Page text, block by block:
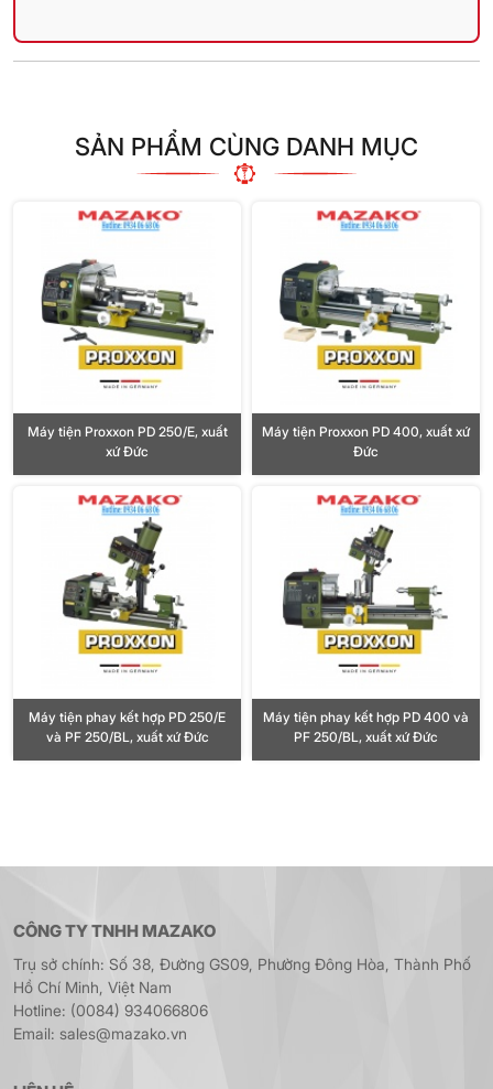
SẢN PHẨM CÙNG DANH MỤC
Máy tiện Proxxon PD 250/E, xuất
xứ Đức
Máy tiện Proxxon PD 400, xuất xứ
Đức
Máy tiện phay kết hợp PD 250/E
và PF 250/BL, xuất xứ Đức
Máy tiện phay kết hợp PD 400 và
PF 250/BL, xuất xứ Đức
CÔNG TY TNHH MAZAKO
Trụ sở chính: Số 38, Đường GS09, Phường Đông Hòa, Thành Phố
Hồ Chí Minh, Việt Nam
Hotline: (0084) 934066806
Email: sales@mazako.vn